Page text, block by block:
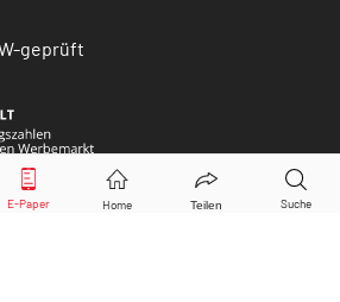
jetzt handeln?
geprüft